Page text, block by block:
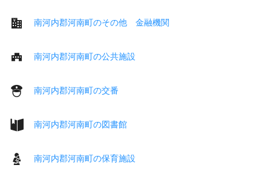
南河内郡河南町のその他 金融機関
南河内郡河南町の公共施設
南河内郡河南町の交番
南河内郡河南町の図書館
南河内郡河南町の保育施設